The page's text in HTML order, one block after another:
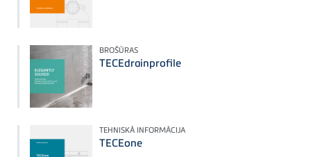
BROŠŪRAS
TECEdrainprofile
TEHNISKĀ INFORMĀCIJA
TECEone